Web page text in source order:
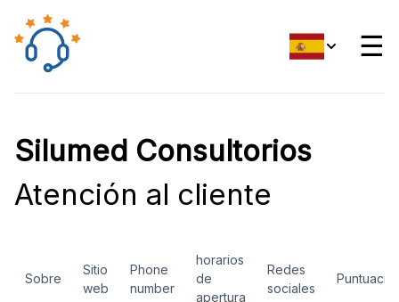
☰
Silumed Consultorios
Atención al cliente
Sobre
Sitio
web
Phone
number
horarios
de
apertura
Redes
sociales